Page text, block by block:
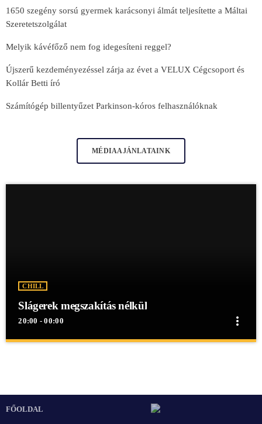
1650 szegény sorsú gyermek karácsonyi álmát teljesítette a Máltai
Szeretetszolgálat
Melyik kávéfőző nem fog idegesíteni reggel?
Újszerű kezdeményezéssel zárja az évet a VELUX Cégcsoport és
Kollár Betti író
Számítógép billentyűzet Parkinson-kóros felhasználóknak
MÉDIAAJÁNLATAINK
CHILL
Slágerek megszakítás nélkül
20:00 - 00:00 more_vert
Slágerek megszakítás nélkül egész éjjel a Mex Rádióban!
FŐOLDAL